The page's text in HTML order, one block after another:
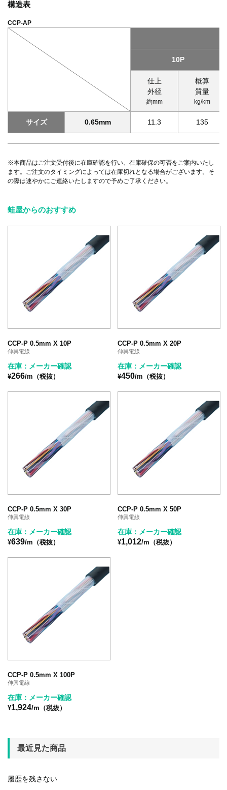
構造表
CCP-AP
10P
仕上
外径
約mm
概算
質量
kg/km
サイズ 0.65mm 11.3 135
※本商品はご注文受付後に在庫確認を行い、在庫確保の可否をご案内いたし
ます。ご注文のタイミングによっては在庫切れとなる場合がございます。そ
の際は速やかにご連絡いたしますので予めご了承ください。
蛙屋からのおすすめ
CCP-P 0.5mm X 10P
伸興電線
在庫：メーカー確認
¥266/m（税抜）
CCP-P 0.5mm X 20P
伸興電線
在庫：メーカー確認
¥450/m（税抜）
CCP-P 0.5mm X 30P
伸興電線
在庫：メーカー確認
¥639/m（税抜）
CCP-P 0.5mm X 50P
伸興電線
在庫：メーカー確認
¥1,012/m（税抜）
CCP-P 0.5mm X 100P
伸興電線
在庫：メーカー確認
¥1,924/m（税抜）
最近見た商品
履歴を残さない